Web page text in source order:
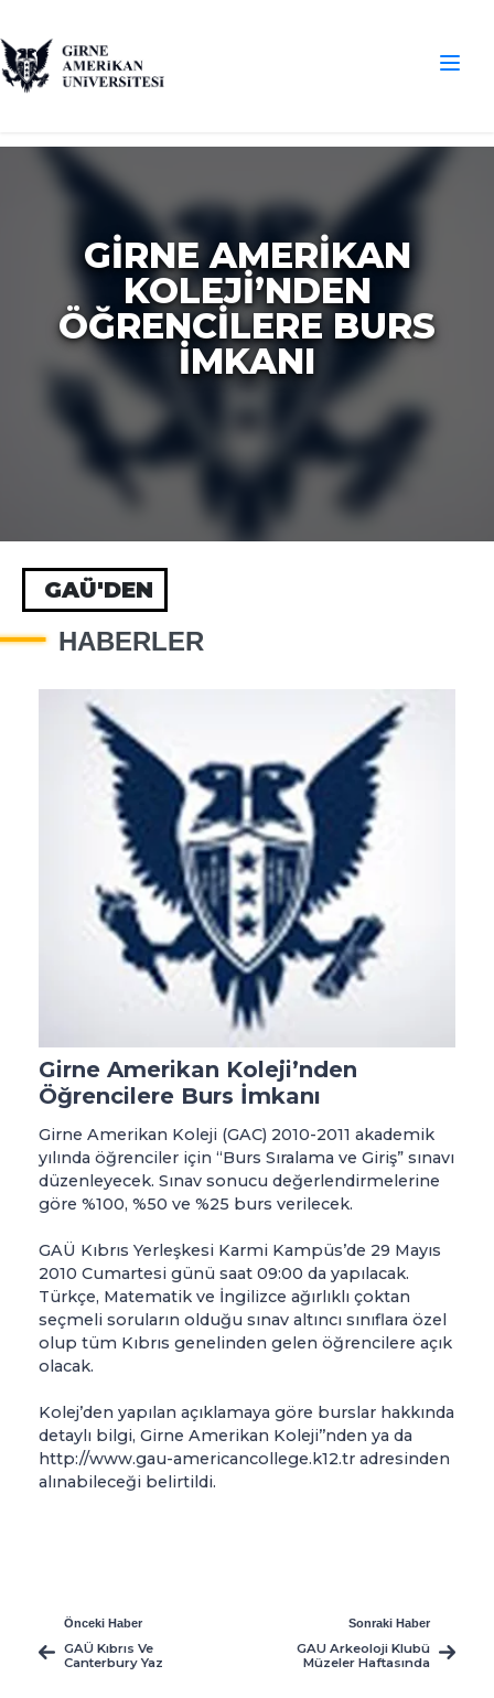
GIRNE AMERIKAN
KOLEJI’NDEN
ÖĞRENCILERE BURS
İMKANI
GAÜ'DEN
HABERLER
Girne Amerikan Koleji’nden
Öğrencilere Burs İmkanı
Girne Amerikan Koleji (GAC) 2010-2011 akademik
yılında öğrenciler için “Burs Sıralama ve Giriş” sınavı
düzenleyecek. Sınav sonucu değerlendirmelerine
göre %100, %50 ve %25 burs verilecek.
GAÜ Kıbrıs Yerleşkesi Karmi Kampüs’de 29 Mayıs
2010 Cumartesi günü saat 09:00 da yapılacak.
Türkçe, Matematik ve İngilizce ağırlıklı çoktan
seçmeli soruların olduğu sınav altıncı sınıflara özel
olup tüm Kıbrıs genelinden gelen öğrencilere açık
olacak.
Kolej’den yapılan açıklamaya göre burslar hakkında
detaylı bilgi, Girne Amerikan Koleji’’nden ya da
http://www.gau-americancollege.k12.tr adresinden
alınabileceği belirtildi.
Önceki Haber
GAÜ Kıbrıs Ve
Canterbury Yaz
Sonraki Haber
GAU Arkeoloji Klubü
Müzeler Haftasında